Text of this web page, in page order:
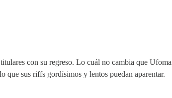
con su regreso. Lo cuál no cambia que
que sus riffs gordísimos y lentos puedan aparentar.